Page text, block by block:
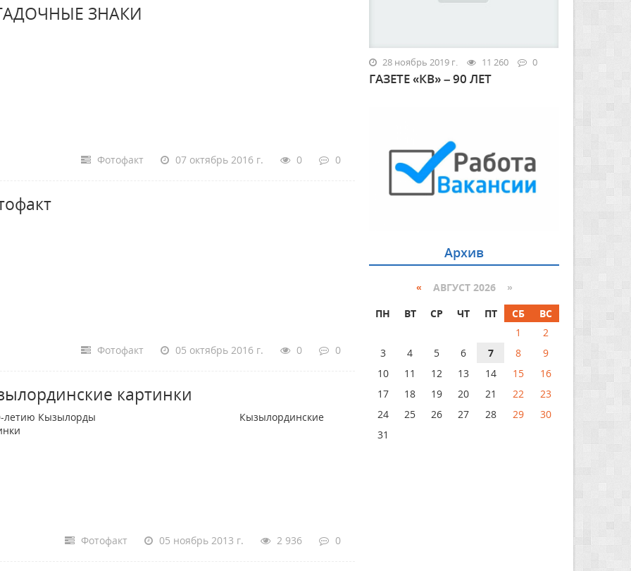
ЗНАКИ
Фотофакт 07 октябрь 2016 г. 0 0
Фотофакт 05 октябрь 2016 г. 0 0
картинки
летию Кызылорды Кызылординские
Фотофакт 05 ноябрь 2013 г. 2 936 0
28 ноябрь 2019 г. 11 260 0
ГАЗЕТЕ «КВ» – 90 ЛЕТ
Архив
« АВГУСТ 2026 »
ПН
ВТ СР ЧТ ПТ СБ
ВС
1
2
3
4 5 6 7 8
9
10
11 12 13 14 15
16
17
18 19 20 21 22
23
24
25 26 27 28 29
30
31